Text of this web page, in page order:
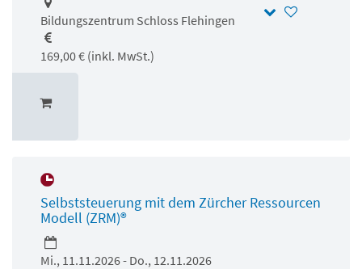
Bildungszentrum Schloss Flehingen
169,00 € (inkl. MwSt.)
Selbststeuerung mit dem Zürcher Ressourcen
Modell (ZRM)®
Mi., 11.11.2026 - Do., 12.11.2026